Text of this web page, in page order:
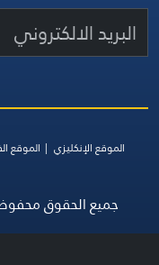
الموقع الإنكليزي الموقع
جميع الحقوق محفوظة |